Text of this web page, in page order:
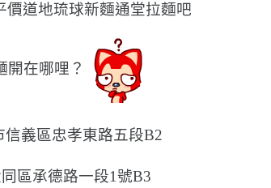
道地琉球新麵通堂拉麵吧
開在哪哩？
義區忠孝東路五段B2
區承德路一段1號B3